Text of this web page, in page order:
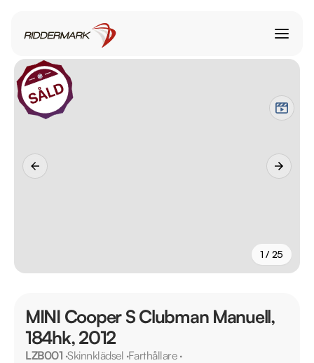
1 / 25
MINI Cooper S Clubman Manuell,
184hk, 2012
LZB001 ·Skinnklädsel ·Farthållare·